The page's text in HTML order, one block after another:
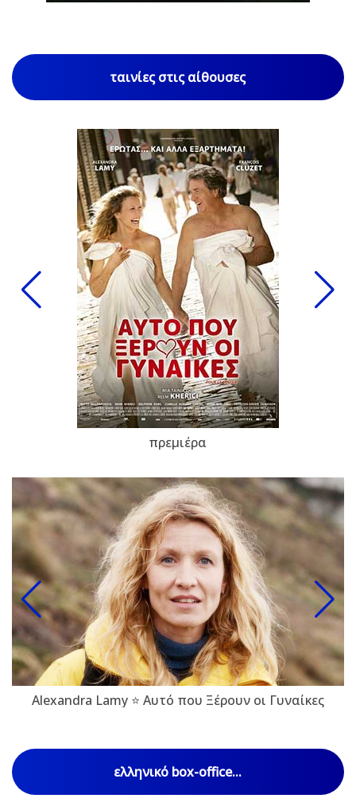
ταινίες στις αίθουσες
πρεμιέρα
Alexandra Lamy ⭐ Αυτό που Ξέρουν οι Γυναίκες
ελληνικό box-office...